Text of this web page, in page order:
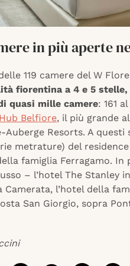
in più aperte
119 camere del W
fiorentina a 4 e 5
quasi mille camere: 161
Belfiore, il più grande
Auberge Resorts. A
metrature) del
famiglia Ferragamo.
– l’hotel The Stanley
Camerata, l’hotel della
San Giorgio, sopra